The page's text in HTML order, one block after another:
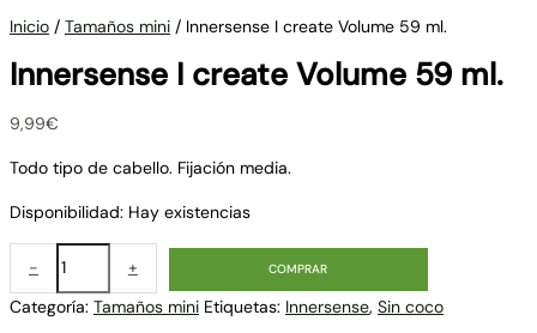
Inicio / Tamaños mini / Innersense I create Volume 59 ml.
Innersense I create Volume 59 ml.
9,99€
Todo tipo de cabello. Fijación media.
Disponibilidad: Hay existencias
- + COMPRAR
Categoría: Tamaños mini Etiquetas: Innersense, Sin coco